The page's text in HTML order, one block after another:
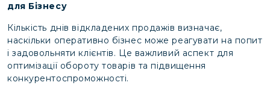
для Бізнесу
Кількість днів відкладених продажів визначає,
наскільки оперативно бізнес може реагувати на попит
і задовольняти клієнтів. Це важливий аспект для
оптимізації обороту товарів та підвищення
конкурентоспроможності.